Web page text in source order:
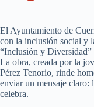
El Ayuntamiento de
con la inclusión social y
“Inclusión y Diversidad”
La obra, creada por la
Pérez Tenorio, rinde
enviar un mensaje claro:
celebra.